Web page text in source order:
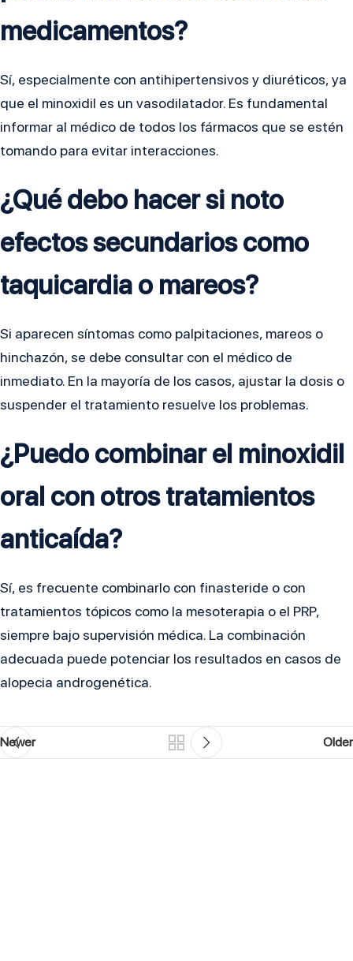
medicamentos?
Sí, especialmente con antihipertensivos y diuréticos, ya
que el minoxidil es un vasodilatador. Es fundamental
informar al médico de todos los fármacos que se estén
tomando para evitar interacciones.
¿Qué debo hacer si noto
efectos secundarios como
taquicardia o mareos?
Si aparecen síntomas como palpitaciones, mareos o
hinchazón, se debe consultar con el médico de
inmediato. En la mayoría de los casos, ajustar la dosis o
suspender el tratamiento resuelve los problemas.
¿Puedo combinar el minoxidil
oral con otros tratamientos
anticaída?
Sí, es frecuente combinarlo con finasteride o con
tratamientos tópicos como la mesoterapia o el PRP,
siempre bajo supervisión médica. La combinación
adecuada puede potenciar los resultados en casos de
alopecia androgenética.
Newer Older